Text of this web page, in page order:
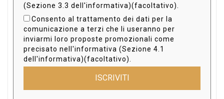
(Sezione 3.3 dell'informativa)(facoltativo).
Consento al trattamento dei dati per la
comunicazione a terzi che li useranno per
inviarmi loro proposte promozionali come
precisato nell'informativa (Sezione 4.1
dell'informativa)(facoltativo).
ISCRIVITI